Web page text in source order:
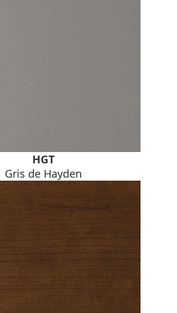
HGT
Gris de Hayden